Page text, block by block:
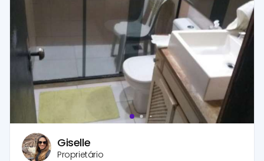
Giselle
Proprietário